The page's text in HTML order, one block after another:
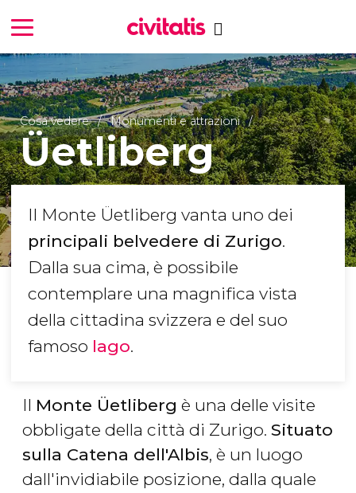
Cosa vedere Monumenti e attrazioni
Üetliberg
Il Monte Üetliberg vanta uno dei
principali belvedere di Zurigo.
Dalla sua cima, è possibile
contemplare una magnifica vista
della cittadina svizzera e del suo
famoso lago.
Il Monte Üetliberg è una delle visite
obbligate della città di Zurigo. Situato
sulla Catena dell'Albis, è un luogo
dall'invidiabile posizione, dalla quale